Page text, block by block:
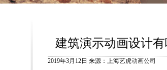
建筑演示动画设计
2019年3月12日 来源：上海艺虎动画公司